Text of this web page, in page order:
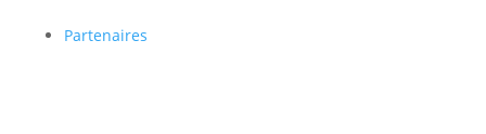
Partenaires